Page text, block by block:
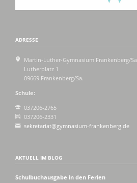
ADRESSE
Martin-Luther-Gymnasium Frankenberg/Sa.
Lutherplatz 1
09669 Frankenberg/Sa.
Schule:
037206-2765
037206-2331
sekretariat@gymnasium-frankenberg.de
AKTUELL IM BLOG
Schulbuchausgabe in den Ferien